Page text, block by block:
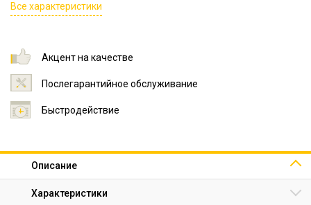
Все характеристики
Акцент на качестве
Послегарантийное обслуживание
Быстродействие
Описание
Характеристики